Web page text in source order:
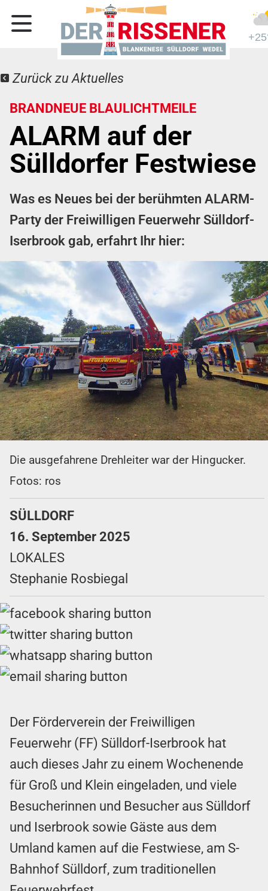
Zurück zu Aktuelles
BRANDNEUE BLAULICHTMEILE
ALARM auf der
Sülldorfer Festwiese
Was es Neues bei der berühmten ALARM-
Party der Freiwilligen Feuerwehr Sülldorf-
Iserbrook gab, erfahrt Ihr hier:
Die ausgefahrene Drehleiter war der Hingucker.
Fotos: ros
SÜLLDORF
16. September 2025
LOKALES
Stephanie Rosbiegal
Der Förderverein der Freiwilligen
Feuerwehr (FF) Sülldorf-Iserbrook hat
auch dieses Jahr zu einem Wochenende
für Groß und Klein eingeladen, und viele
Besucherinnen und Besucher aus Sülldorf
und Iserbrook sowie Gäste aus dem
Umland kamen auf die Festwiese, am S-
Bahnhof Sülldorf, zum traditionellen